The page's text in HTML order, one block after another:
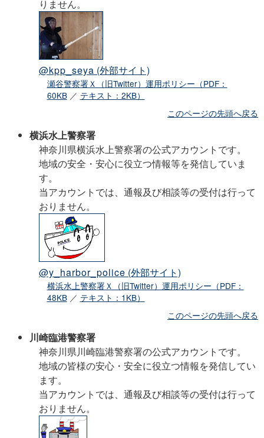
りません。
@kpp_seya (外部サイト)
瀬谷警察署Ｘ（旧Twitter）運用ポリシー（PDF：
60KB／ テキスト：2KB）
このページの先頭へ戻る
横浜水上警察署
神奈川県横浜水上警察署の公式アカウントです。
地域の安全・安心に役立つ情報等を発信していま
す。
当アカウントでは、通報及び相談等の受付は行って
おりません。
@y_harbor_police (外部サイト)
横浜水上警察署Ｘ（旧Twitter）運用ポリシー（PDF：
48KB／ テキスト：1KB）
このページの先頭へ戻る
川崎臨港警察署
神奈川県川崎臨港警察署の公式アカウントです。
地域の皆様の安心・安全に役立つ情報を発信してい
ます。
当アカウントでは、通報及び相談等の受付は行って
おりません。